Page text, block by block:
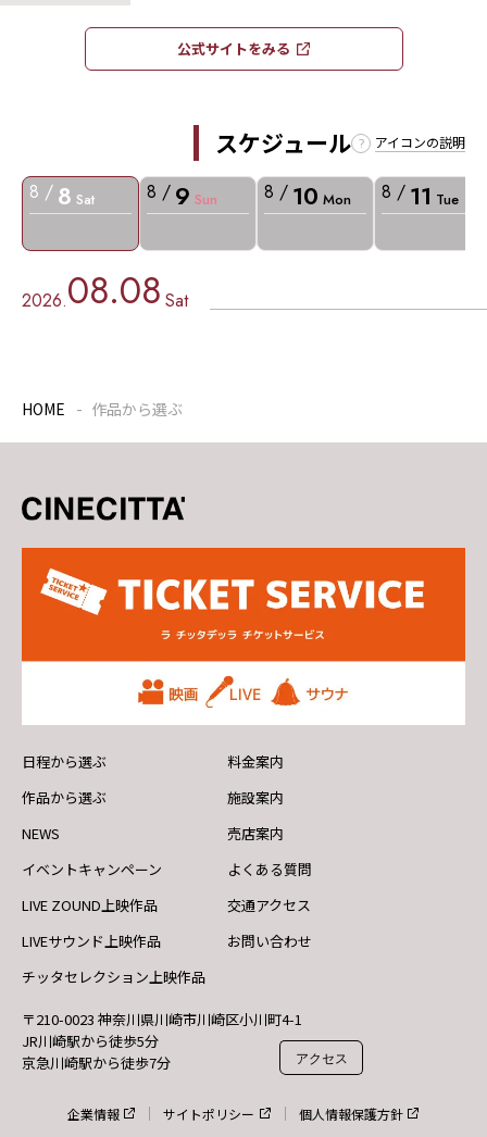
公式サイトをみる​​
スケジュール アイコンの説明
8 / 8 Sat 8 / 9 Sun 8 / 10 Mon 8 / 11 Tue
2026.08.08 Sat
HOME 作品から選ぶ
〒210-0023 神奈川県川崎市川崎区小川町4-1
JR川崎駅から徒歩5分
京急川崎駅から徒歩7分
アクセス
日程から選ぶ
作品から選ぶ
NEWS
イベントキャンペーン
LIVE ZOUND上映作品
LIVEサウンド上映作品
チッタセレクション上映作品
料金案内
施設案内
売店案内
よくある質問
交通アクセス
お問い合わせ
企業情報 サイトポリシー 個人情報保護方針